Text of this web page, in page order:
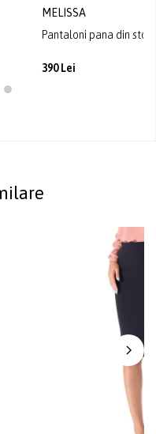
MELISSA
Pantaloni pana din
390 Lei